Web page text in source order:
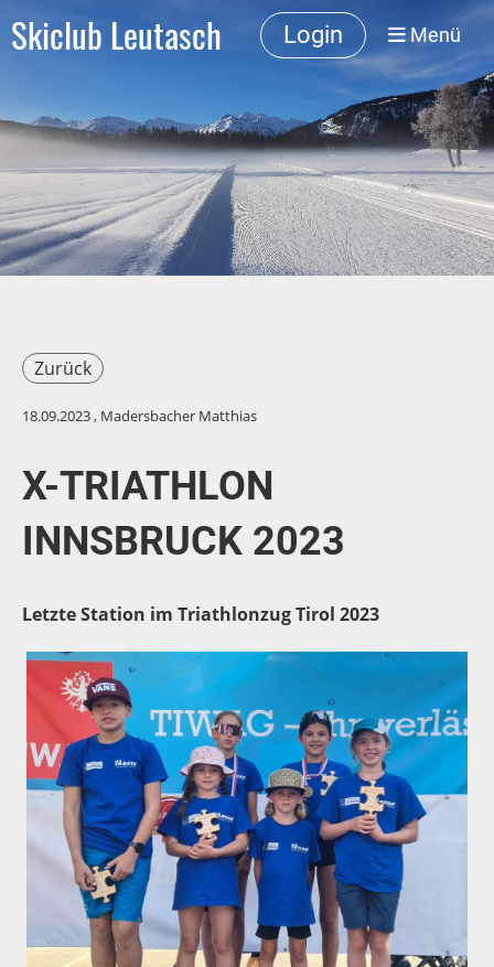
Skiclub Leutasch Login Menü
Zurück
18.09.2023, Madersbacher Matthias
X-TRIATHLON
INNSBRUCK 2023
Letzte Station im Triathlonzug Tirol 2023